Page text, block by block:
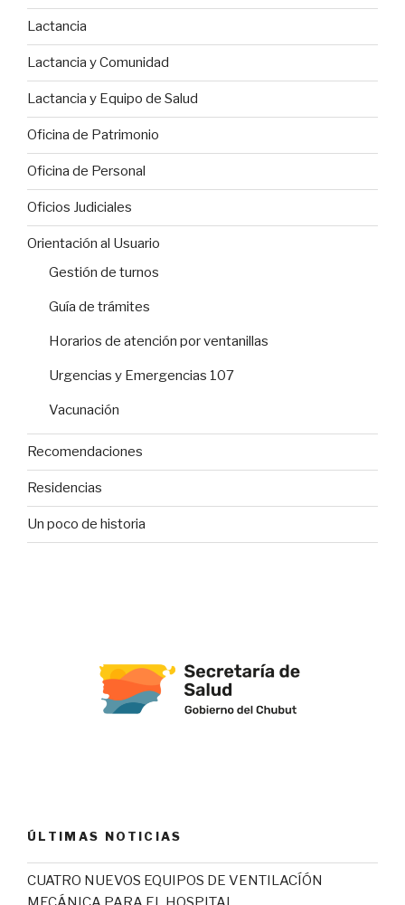
Lactancia
Lactancia y Comunidad
Lactancia y Equipo de Salud
Oficina de Patrimonio
Oficina de Personal
Oficios Judiciales
Orientación al Usuario
Gestión de turnos
Guía de trámites
Horarios de atención por ventanillas
Urgencias y Emergencias 107
Vacunación
Recomendaciones
Residencias
Un poco de historia
ÚLTIMAS NOTICIAS
CUATRO NUEVOS EQUIPOS DE VENTILACÍÓN